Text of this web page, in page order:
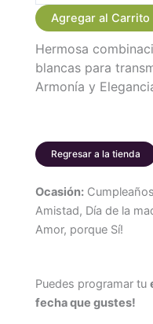
Rosas
Pink
White
x
24
Agregar al Carrito
Hermosa
blancas para
Armonía y
Regresar a la tienda
Ocasión:
Amistad, Día de la
Amor, porque Sí!
Puedes programar tu
fecha que gustes!